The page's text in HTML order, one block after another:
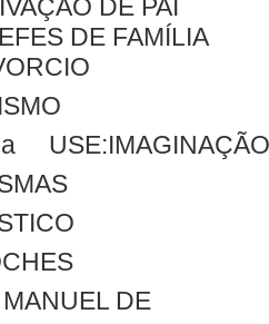
DE PAI
DE FAMÍLIA
USE:IMAGINAÇÃO
DE